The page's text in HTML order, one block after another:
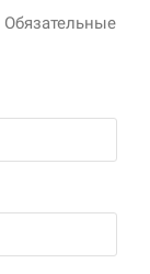
Обязательные